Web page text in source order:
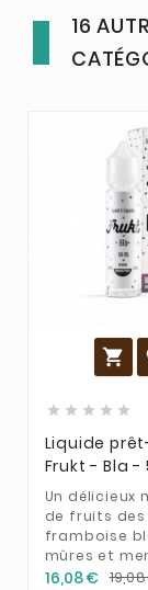
16

    
Liquide
Frukt - Bla -
Un délicieux
de fruits des
framboise
mûres et
16,08 €